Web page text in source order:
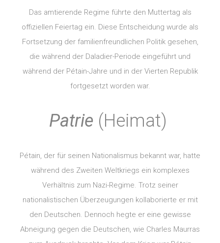
Das amtierende Regime führte den Muttertag als
offiziellen Feiertag ein. Diese Entscheidung wurde als
Fortsetzung der familienfreundlichen Politik gesehen,
die während der Daladier-Periode eingeführt und
während der Pétain-Jahre und in der Vierten Republik
fortgesetzt worden war.
Patrie (Heimat)
Pétain, der für seinen Nationalismus bekannt war, hatte
während des Zweiten Weltkriegs ein komplexes
Verhältnis zum Nazi-Regime. Trotz seiner
nationalistischen Überzeugungen kollaborierte er mit
den Deutschen. Dennoch hegte er eine gewisse
Abneigung gegen die Deutschen, wie Charles Maurras